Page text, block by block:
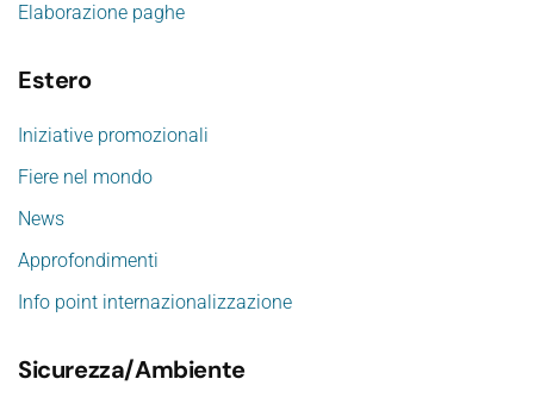
Elaborazione paghe
Estero
Iniziative promozionali
Fiere nel mondo
News
Approfondimenti
Info point internazionalizzazione
Sicurezza/Ambiente